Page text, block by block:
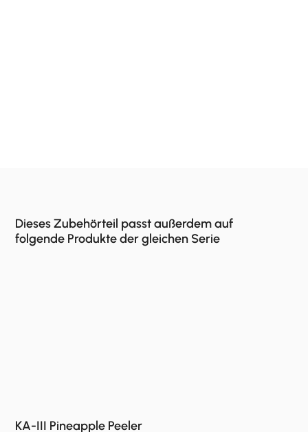
Dieses Zubehörteil passt außerdem auf
folgende Produkte der gleichen Serie
KA-III Pineapple Peeler